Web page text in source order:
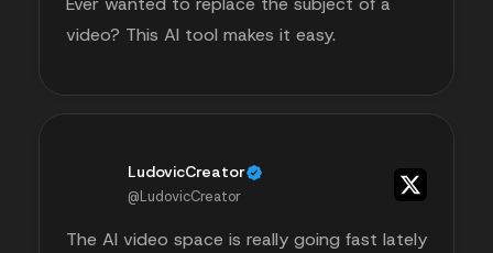
video? This AI tool makes it easy.
LudovicCreator
@LudovicCreator
The AI video space is really going fast lately